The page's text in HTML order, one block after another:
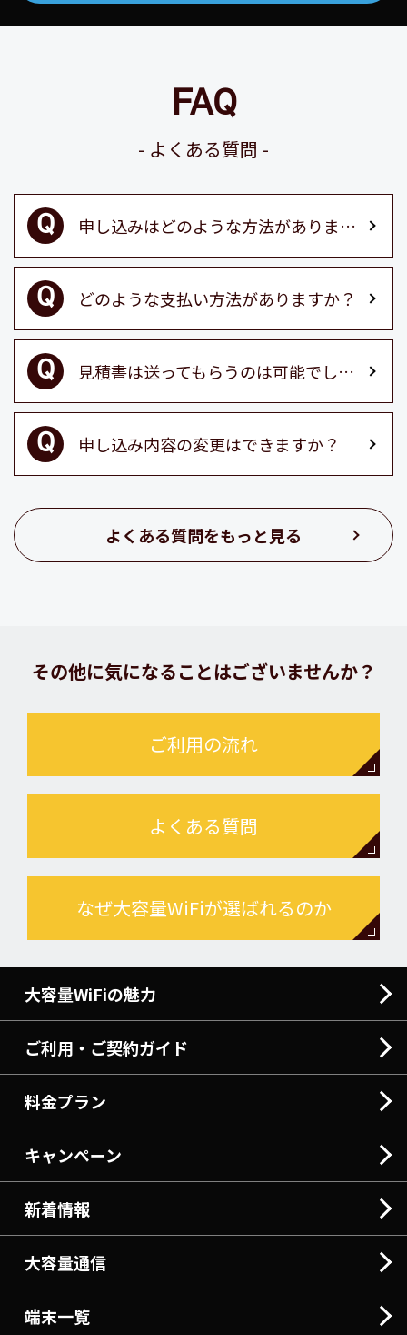
FAQ
よくある質問
申し込みはどのような方法がありますか？
どのような支払い方法がありますか？
見積書は送ってもらうのは可能でしょうか？
申し込み内容の変更はできますか？
よくある質問をもっと見る
その他に気になることはございませんか？
ご利用の流れ
よくある質問
なぜ大容量WiFiが選ばれるのか
大容量WiFiの魅力
ご利用・ご契約ガイド
料金プラン
キャンペーン
新着情報
大容量通信
端末一覧